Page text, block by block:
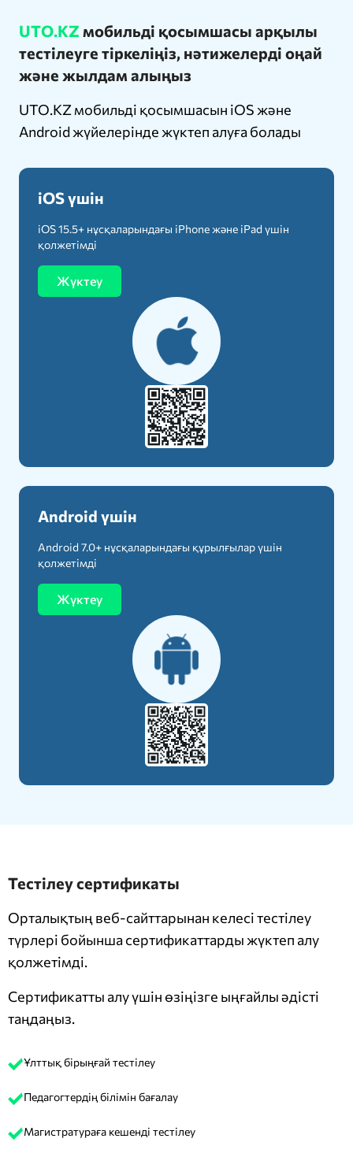
UTO.KZ мобильді қосымшасы арқылы
тестілеуге тіркеліңіз, нәтижелерді оңай
және жылдам алыңыз
UTO.KZ мобильді қосымшасын iOS және
Android жүйелерінде жүктеп алуға болады
iOS үшін
iOS 15.5+ нұсқаларындағы iPhone және iPad үшін
қолжетімді
Жүктеу
Android үшін
Android 7.0+ нұсқаларындағы құрылғылар үшін
қолжетімді
Жүктеу
Тестілеу сертификаты
Орталықтың веб-сайттарынан келесі тестілеу
түрлері бойынша сертификаттарды жүктеп алу
қолжетімді.
Сертификатты алу үшін өзіңізге ыңғайлы әдісті
таңдаңыз.
Ұлттық бірыңғай тестілеу
Педагогтердің білімін бағалау
Магистратураға кешенді тестілеу